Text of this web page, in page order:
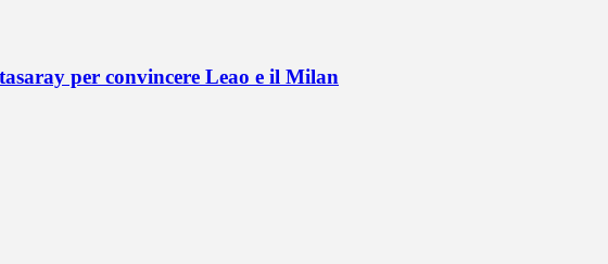
per convincere Leao e il Milan